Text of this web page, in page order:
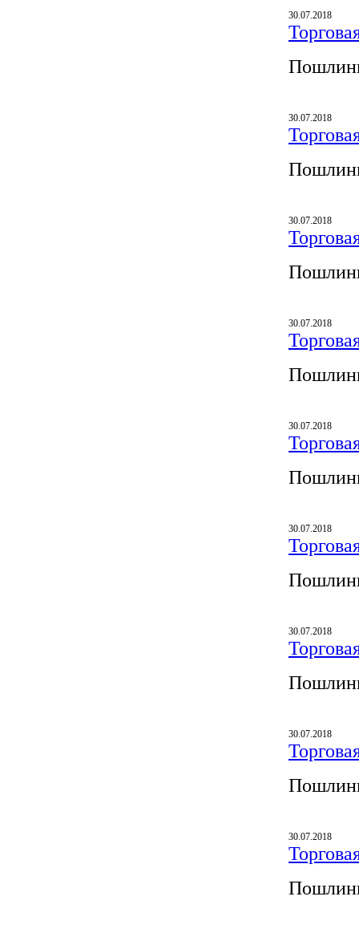
30.07.2018
30.07.2018
30.07.2018
30.07.2018
30.07.2018
30.07.2018
30.07.2018
30.07.2018
30.07.2018